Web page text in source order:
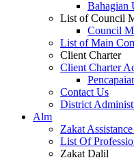
Bahagian
List of Council
Council
List of Main
Client Charter
Client Charter
Contact Us
District
Alm
Zakat
List Of
Zakat Dalil